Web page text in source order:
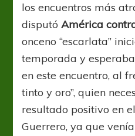
los encuentros más
disputóAmérica
onceno “escarlata”
temporada y
en este encuentro, al
tinto y oro”, quien
resultado positivo en
Guerrero, ya que